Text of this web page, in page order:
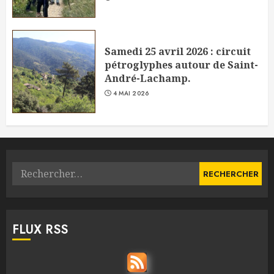
Samedi 25 avril 2026 : circuit
pétroglyphes autour de Saint-
André-Lachamp.
4 MAI 2026
Rechercher :
FLUX RSS